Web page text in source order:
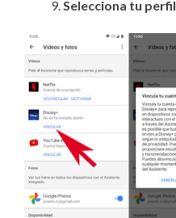
Selecciona tu perfil